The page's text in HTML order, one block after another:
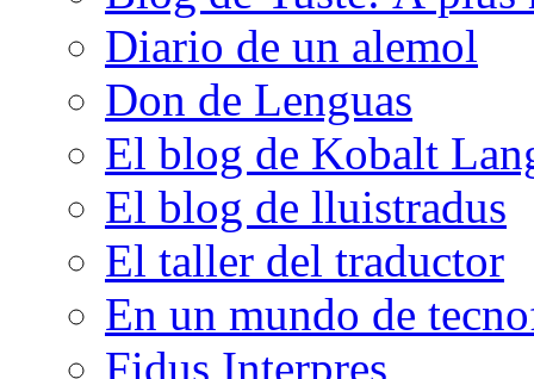
Diario de un alemol
Don de Lenguas
El blog de Kobalt
El blog de lluistradus
El taller del traductor
En un mundo de
Fidus Interpres